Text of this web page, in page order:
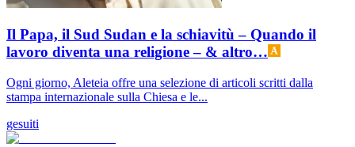
Il Papa, il Sud Sudan e la schiavitù – Quando il
lavoro diventa una religione – & altro…
Ogni giorno, Aleteia offre una selezione di articoli scritti dalla
stampa internazionale sulla Chiesa e le...
gesuiti